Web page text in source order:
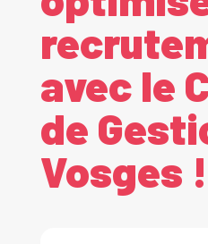
avec le
de
Vosges !